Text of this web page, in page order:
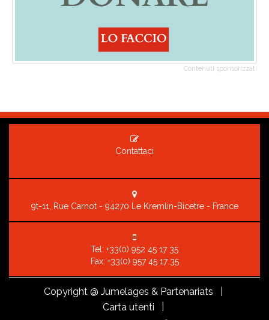
Contenuti sponsorizzati
Contattaci
9t-11, Rue Carnot - 94270 Le Kremlin-Bicetre - France
Tel: +33(0) 952 45 17 35
Fax: +33(0) 957 45 17 35
Copyright@ Jumelages & Partenariats |
Carta utenti